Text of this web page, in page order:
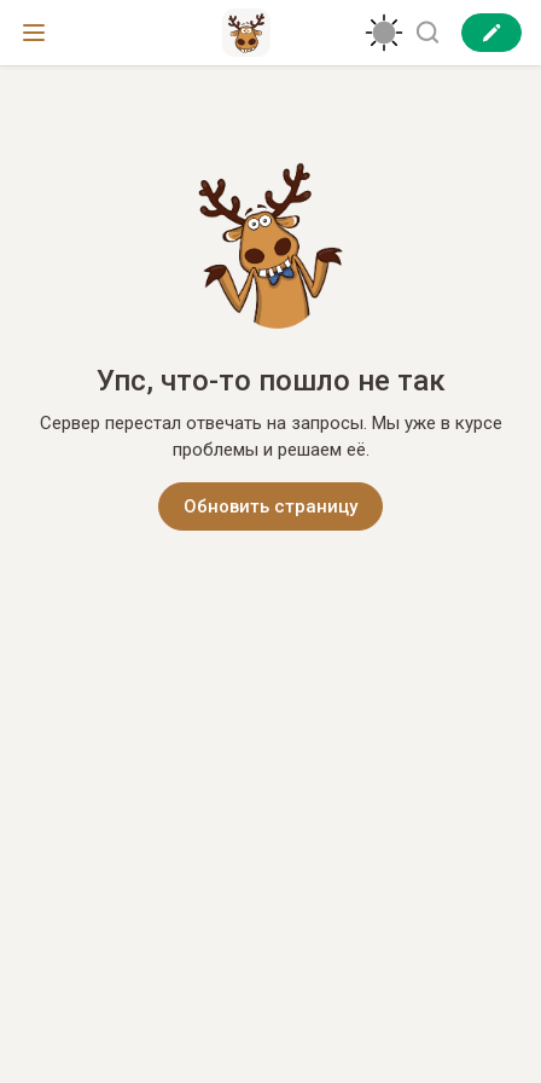
Упс, что-то пошло не так
Сервер перестал отвечать на запросы. Мы уже в курсе
проблемы и решаем её.
Обновить страницу